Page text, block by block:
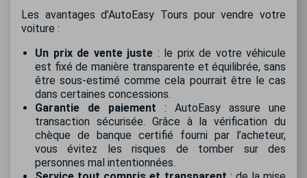
Les avantages d’AutoEasy Tours pour vendre votre
voiture :
Un prix de vente juste : le prix de votre véhicule
est fixé de manière transparente et équilibrée, sans
être sous-estimé comme cela pourrait être le cas
dans certaines concessions.
Garantie de paiement : AutoEasy assure une
transaction sécurisée. Grâce à la vérification du
chèque de banque certifié fourni par l’acheteur,
vous évitez les risques de tomber sur des
personnes mal intentionnées.